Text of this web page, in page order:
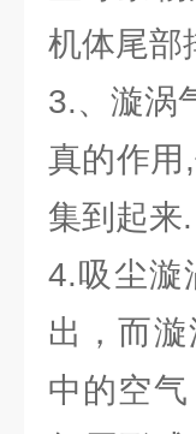
机体尾部
3.、漩涡
真的作用
集到起来.
4.吸尘漩
出，而
中的空